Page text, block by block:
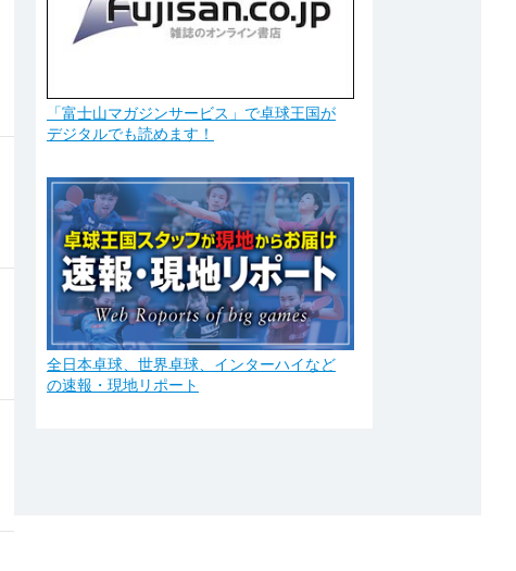
「富士山マガジンサービス」で卓球王国が
デジタルでも読めます！
全日本卓球、世界卓球、インターハイなど
の速報・現地リポート